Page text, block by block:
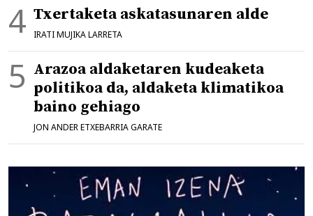
Txertaketa askatasunaren alde
IRATI MUJIKA LARRETA
Arazoa aldaketaren kudeaketa
politikoa da, aldaketa klimatikoa
baino gehiago
JON ANDER ETXEBARRIA GARATE